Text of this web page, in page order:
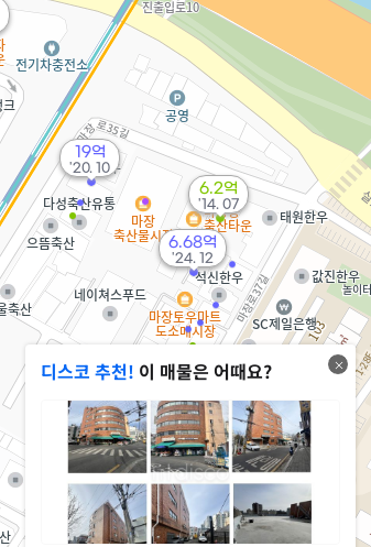
1,100만
'25. 05
6.68억
'24. 12
19억
'20. 10
6.2억
'14. 07
16.2억
3.2억
'06. 03
디스코 추천! 이 매물은 어때요?